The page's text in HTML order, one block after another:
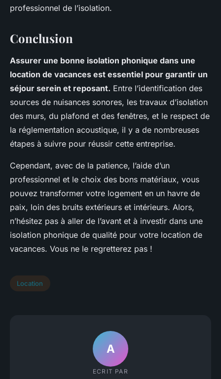
professionnel de l’isolation.
Conclusion
Assurer une bonne isolation phonique dans une
location de vacances est essentiel pour garantir un
séjour serein et reposant. Entre l’identification des
sources de nuisances sonores, les travaux d’isolation
des murs, du plafond et des fenêtres, et le respect de
la réglementation acoustique, il y a de nombreuses
étapes à suivre pour réussir cette entreprise.
Cependant, avec de la patience, l’aide d’un
professionnel et le choix des bons matériaux, vous
pouvez transformer votre logement en un havre de
paix, loin des bruits extérieurs et intérieurs. Alors,
n’hésitez pas à aller de l’avant et à investir dans une
isolation phonique de qualité pour votre location de
vacances. Vous ne le regretterez pas !
Location
A
ECRIT PAR